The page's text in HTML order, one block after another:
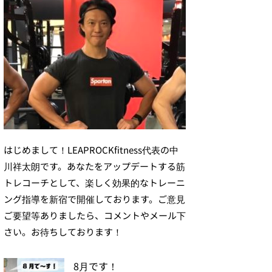
はじめまして！LEAPROCKfitness代表の中
川祥太朗です。あなたをアップデートする筋
トレコーチとして、楽しく効果的なトレーニ
ング指導を新宿で開催しております。ご意見
ご要望等ありましたら、コメントやメール下
さい。お待ちしております！
8月です！